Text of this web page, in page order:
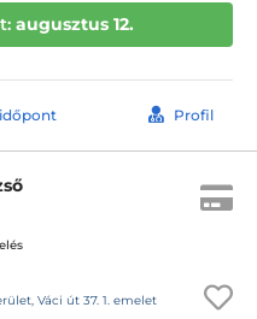
augusztus 12.
Profil
Váci út 37. 1. emelet